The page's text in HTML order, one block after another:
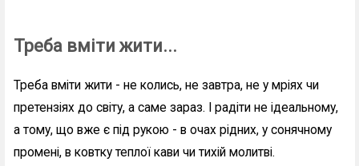
Треба вміти жити...
Треба вміти жити - не колись, не завтра, не у мріях чи
претензіях до світу, а саме зараз. І радіти не ідеальному,
а тому, що вже є під рукою - в очах рідних, у сонячному
промені, в ковтку теплої кави чи тихій молитві.